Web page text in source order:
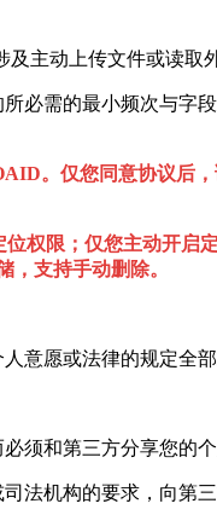
及主动上传文件或读取
所必需的最小频次与字
。仅您同意协议后
权限；仅您主动开启
，支持手动删除。
意愿或法律的规定全
须和第三方分享您的个
法机构的要求，向第